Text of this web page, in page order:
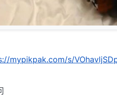
mypikpak.com/s/